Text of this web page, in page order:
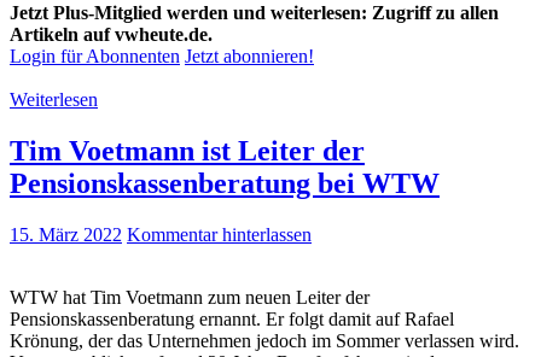
Jetzt Plus-Mitglied werden und weiterlesen: Zugriff zu allen
Artikeln auf vwheute.de.
Login für Abonnenten Jetzt abonnieren!
Weiterlesen
Tim Voetmann ist Leiter der
Pensionskassenberatung bei WTW
15. März 2022 Kommentar hinterlassen
WTW hat Tim Voetmann zum neuen Leiter der
Pensionskassenberatung ernannt. Er folgt damit auf Rafael
Krönung, der das Unternehmen jedoch im Sommer verlassen wird.